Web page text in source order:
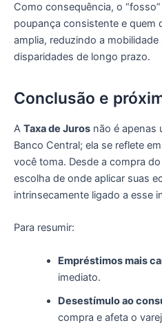
Como consequência, o
poupança consistente e quem
amplia, reduzindo a
disparidades de longo prazo.
Conclusão e
A Taxa de Juros não é apenas
Banco Central; ela se reflete
você toma. Desde a compra
escolha de onde aplicar suas
intrinsecamente ligado a esse
Para resumir:
Empréstimos mais
imediato.
Desestímulo ao
compra e afeta o